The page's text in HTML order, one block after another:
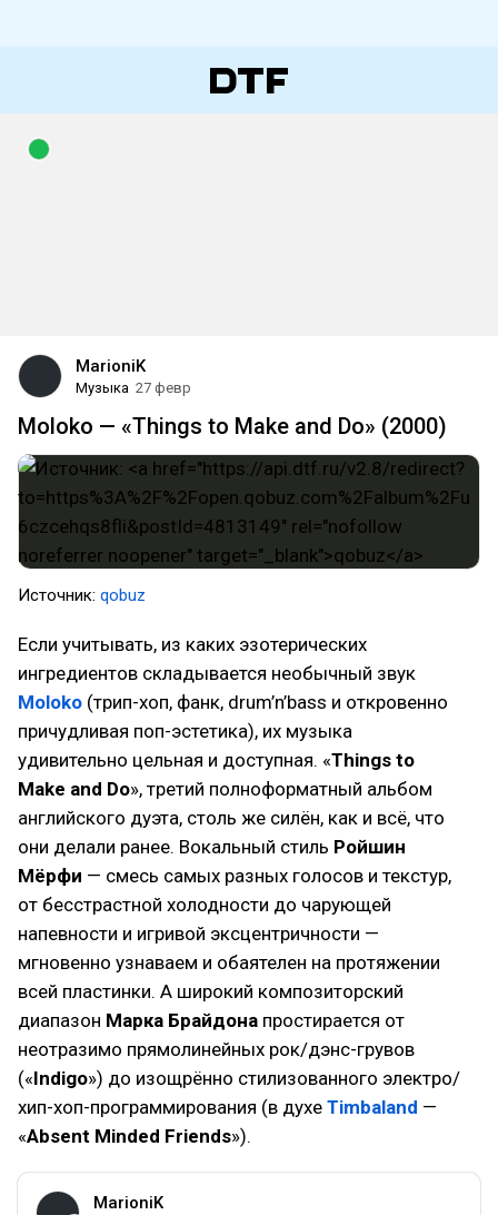
MarioniK
Музыка 27 февр
Moloko — «Things to Make and Do» (2000)
Источник: qobuz
Если учитывать, из каких эзотерических
ингредиентов складывается необычный звук
Moloko (трип-хоп, фанк, drum’n’bass и откровенно
причудливая поп-эстетика), их музыка
удивительно цельная и доступная. «Things to
Make and Do», третий полноформатный альбом
английского дуэта, столь же силён, как и всё, что
они делали ранее. Вокальный стиль Ройшин
Мёрфи — смесь самых разных голосов и текстур,
от бесстрастной холодности до чарующей
напевности и игривой эксцентричности —
мгновенно узнаваем и обаятелен на протяжении
всей пластинки. А широкий композиторский
диапазон Марка Брайдона простирается от
неотразимо прямолинейных рок/дэнс-грувов
(«Indigo») до изощрённо стилизованного электро/
хип-хоп-программирования (в духе Timbaland —
«Absent Minded Friends»).
MarioniK